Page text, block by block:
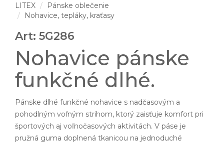
LITEX
Pánske oblečenie
Nohavice, tepláky, kraťasy
Art: 5G286
Nohavice pánske
funkčné dlhé.
Pánske dlhé funkčné nohavice s nadčasovým a
pohodlným voľným strihom, ktorý zaisťuje komfort pri
športových aj voľnočasových aktivitách. V páse je
pružná guma doplnená tkanicou na jednoduché